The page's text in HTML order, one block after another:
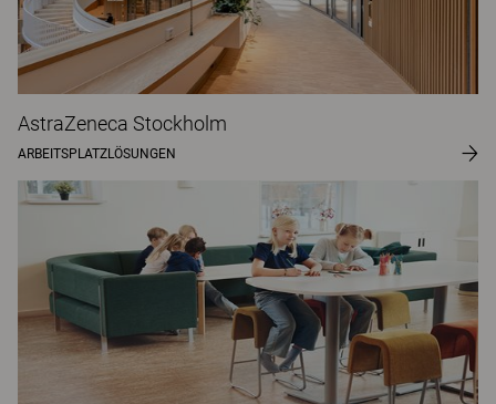
AstraZeneca Stockholm
ARBEITSPLATZLÖSUNGEN